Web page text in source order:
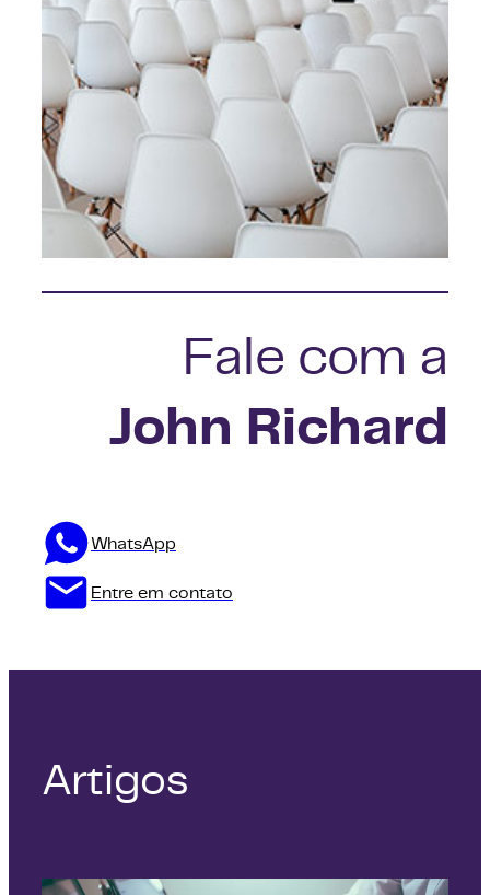
Treinamentos
WhatsApp
Entre em contato
Fale com a
John Richard
Artigos